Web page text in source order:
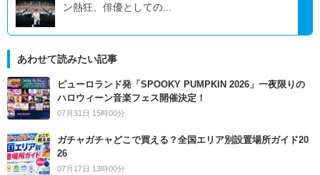
ン熱狂、俳優としての...
あわせて読みたい記事
ピューロランド発「SPOOKY PUMPKIN 2026」一夜限りの
ハロウィーン音楽フェス開催決定！
07月31日 15時00分
ガチャガチャどこで買える？全国エリア別設置場所ガイド20
26
07月17日 13時00分